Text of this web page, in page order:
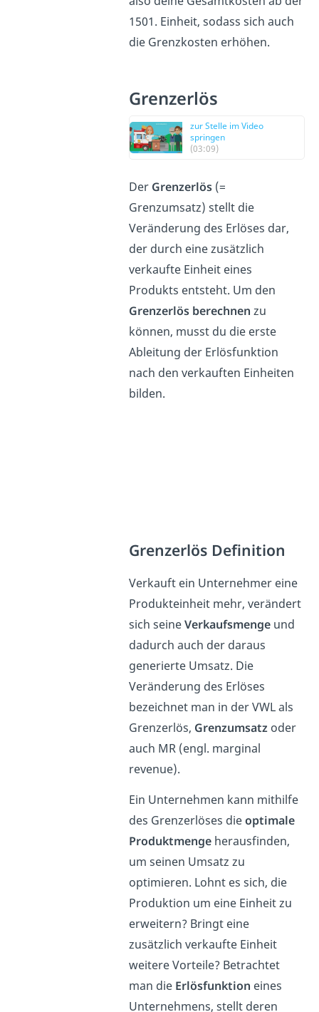
1501. Einheit, sodass sich auch
die Grenzkosten erhöhen.
Grenzerlös
zur Stelle im Video
springen
(03:09)
Der Grenzerlös (=
Grenzumsatz) stellt die
Veränderung des Erlöses dar,
der durch eine zusätzlich
verkaufte Einheit eines
Produkts entsteht. Um den
Grenzerlös berechnen zu
können, musst du die erste
Ableitung der Erlösfunktion
nach den verkauften Einheiten
bilden.
Grenzerlös Definition
Verkauft ein Unternehmer eine
Produkteinheit mehr, verändert
sich seineVerkaufsmenge und
dadurch auch der daraus
generierte Umsatz. Die
Veränderung des Erlöses
bezeichnet man in der VWL als
Grenzerlös, Grenzumsatz oder
auch MR (engl. marginal
revenue).
Ein Unternehmen kann mithilfe
des Grenzerlöses dieoptimale
Produktmenge herausfinden,
um seinen Umsatz zu
optimieren. Lohnt es sich, die
Produktion um eine Einheit zu
erweitern? Bringt eine
zusätzlich verkaufte Einheit
weitere Vorteile? Betrachtet
man die Erlösfunktion eines
Unternehmens, stellt deren